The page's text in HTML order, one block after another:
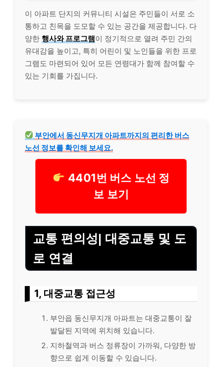
이 아파트 단지의 커뮤니티 시설은 주민들이 서로 소
통하고 친목을 도모할 수 있는 공간을 제공합니다. 다
양한 행사와 프로그램이 정기적으로 열려 주민 간의
유대감을 높이고, 특히 어린이 및 노인들을 위한 프로
그램도 마련되어 있어 모든 연령대가 함께 참여할 수
있는 기회를 가집니다.
부안에서 동신무지개 아파트까지의 편리한 버스
노선 정보를 확인해 보세요.
4401번 버스 노선 정
보 보기
교통 편의성| 대중교통 및 도
로 연결
1, 대중교통 접근성
부안읍 동신무지개 아파트는 대중교통이 잘
발달된 지역에 위치해 있습니다.
지하철역과 버스 정류장이 가까워, 다양한 방
향으로 쉽게 이동할 수 있습니다.